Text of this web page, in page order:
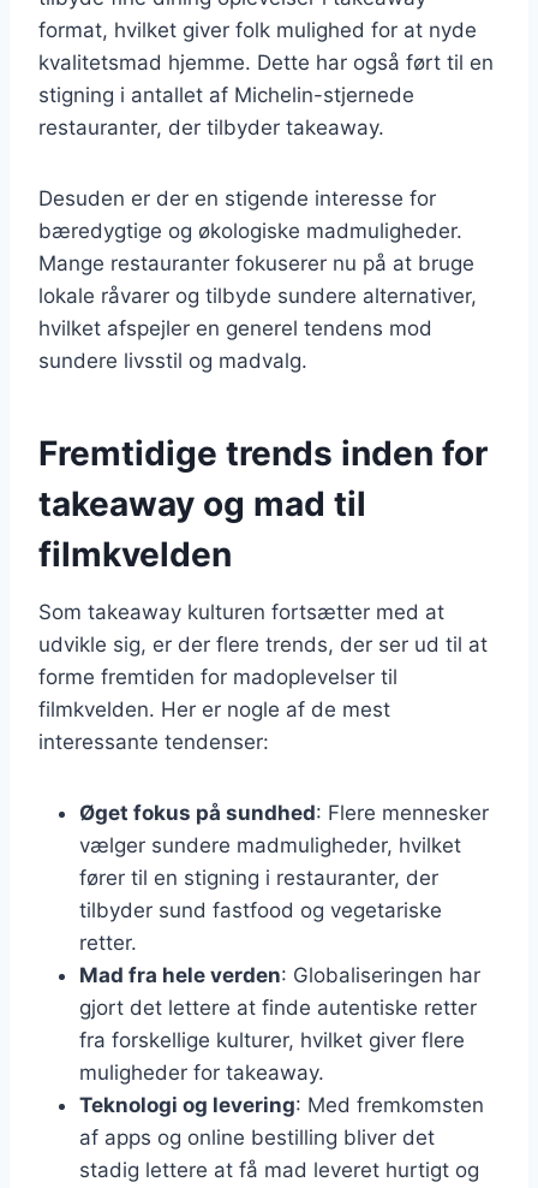
format, hvilket giver folk mulighed for at nyde
kvalitetsmad hjemme. Dette har også ført til en
stigning i antallet af Michelin-stjernede
restauranter, der tilbyder takeaway.
Desuden er der en stigende interesse for
bæredygtige og økologiske madmuligheder.
Mange restauranter fokuserer nu på at bruge
lokale råvarer og tilbyde sundere alternativer,
hvilket afspejler en generel tendens mod
sundere livsstil og madvalg.
Fremtidige trends inden for
takeaway og mad til
filmkvelden
Som takeaway kulturen fortsætter med at
udvikle sig, er der flere trends, der ser ud til at
forme fremtiden for madoplevelser til
filmkvelden. Her er nogle af de mest
interessante tendenser:
Øget fokus på sundhed: Flere mennesker
vælger sundere madmuligheder, hvilket
fører til en stigning i restauranter, der
tilbyder sund fastfood og vegetariske
retter.
Mad fra hele verden: Globaliseringen har
gjort det lettere at finde autentiske retter
fra forskellige kulturer, hvilket giver flere
muligheder for takeaway.
Teknologi og levering: Med fremkomsten
af apps og online bestilling bliver det
stadig lettere at få mad leveret hurtigt og